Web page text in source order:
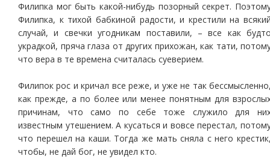
Филипка мог быть какой-нибудь позорный секрет.
Филипка, к тихой бабкиной радости, и крестили на
случай, и свечки угодникам поставили, – все как
украдкой, пряча глаза от других прихожан, как тати,
что вера в те времена считалась суеверием.
Филипок рос и кричал все реже, и уже не так
как прежде, а по более или менее понятным для
причинам, что само по себе тоже служило для
известным утешением. А кусаться и вовсе перестал,
что перешел на каши. Тогда же мать сняла с него
чтобы, не дай бог, не увидел кто.